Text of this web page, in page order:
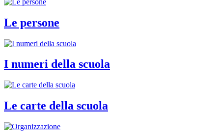
Le persone
I numeri della scuola
Le carte della scuola